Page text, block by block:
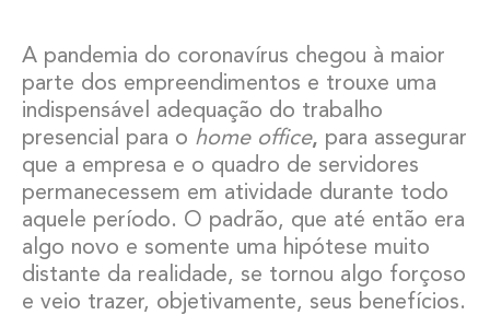
A pandemia do coronavírus chegou à maior
parte dos empreendimentos e trouxe uma
indispensável adequação do trabalho
presencial para o home office, para assegurar
que a empresa e o quadro de servidores
permanecessem em atividade durante todo
aquele período. O padrão, que até então era
algo novo e somente uma hipótese muito
distante da realidade, se tornou algo forçoso
e veio trazer, objetivamente, seus benefícios.